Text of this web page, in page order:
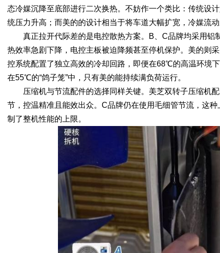
态冷媒沉降至底部进行二次换热。不妨作一个类比：传统设
统压力升高；而美的的设计相当于将车道大幅扩宽，冷媒流
真正拉开代际差的是电控散热方案。B、C品牌均采用
热效率急剧下降，电控主板被迫降频甚至停机保护。美的
控系统配置了独立高效的冷却回路，即便在68℃的高温环境
在55℃的“鸽子笼”中，只有美的能持续满负荷运行。
压缩机与节流配件的选择同样关键。美芝双转子压缩机
节，控温精准且能效出众。C品牌仍在使用毛细管节流，这
制了整机性能的上限。